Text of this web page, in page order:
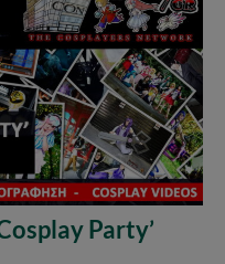
Party’